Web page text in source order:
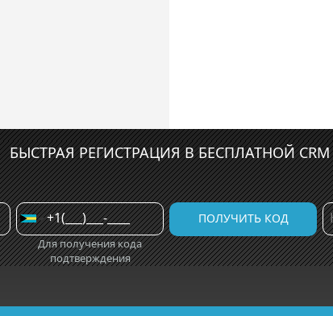
БЫСТРАЯ РЕГИСТРАЦИЯ В БЕСПЛАТНОЙ CRM
Для получения кода
подтверждения